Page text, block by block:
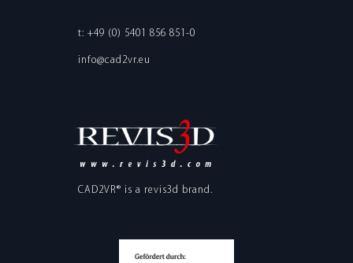
t: +49 (0) 5401 856 851-0
info@cad2vr.eu
CAD2VR® is a revis3d brand.